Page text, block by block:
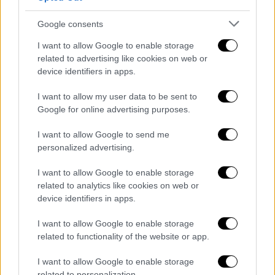
Google consents
I want to allow Google to enable storage
related to advertising like cookies on web or
device identifiers in apps.
I want to allow my user data to be sent to
Google for online advertising purposes.
I want to allow Google to send me
personalized advertising.
I want to allow Google to enable storage
related to analytics like cookies on web or
device identifiers in apps.
I want to allow Google to enable storage
related to functionality of the website or app.
I want to allow Google to enable storage
διεμήνυσε, αργά το βράδυ της Δευτέρας, με
ανάρτησή του στο Instagram ο Αλεξάνταρ
Βούτσιτς.
Ακολούθησε δήλωση του υπουργού Άμυνας
Μίλος Βούτσεβιτς ο οποίος ανέφερε ότι με
εντολή του προέδρου της Δημοκρατίας
«στονυψηλότερο βαθμό μάχιμης
ετοιμότητας, δηλαδή στο επίπεδο της
χρήσης ένοπλης ισχύος».
Ο υπουργός Εσωτερικών της Σερβίας
αυξήθηκε και η ετοιμότητα των
αστυνομικών δυνάμεων. «Με εντολή του
προέδρου της Δημοκρατίας και ανώτατου